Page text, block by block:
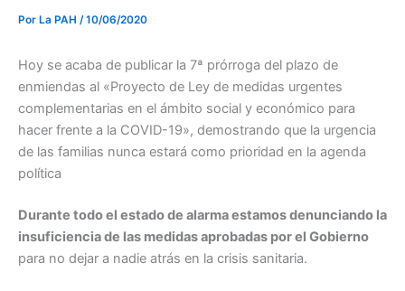
Por La PAH /10/06/2020
Hoy se acaba de publicar la 7ª prórroga del plazo de
enmiendas al «Proyecto de Ley de medidas urgentes
complementarias en el ámbito social y económico para
hacer frente a la COVID-19», demostrando que la urgencia
de las familias nunca estará como prioridad en la agenda
política
Durante todo el estado de alarma estamos denunciando la
insuficiencia de las medidas aprobadas por el Gobierno
para no dejar a nadie atrás en la crisis sanitaria.